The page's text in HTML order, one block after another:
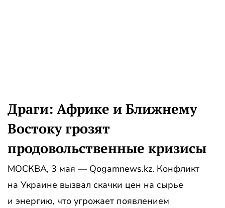
Драги: Африке и Ближнему
Востоку грозят
продовольственные кризисы
МОСКВА, 3 мая — Qogamnews.kz. Конфликт
на Украине вызвал скачки цен на сырье
и энергию, что угрожает появлением